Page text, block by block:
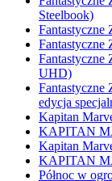
Steelbook)
UHD)
Fantastyczne
edycja
Kapitan
KAPITAN
Kapitan
KAPITAN
Północ w